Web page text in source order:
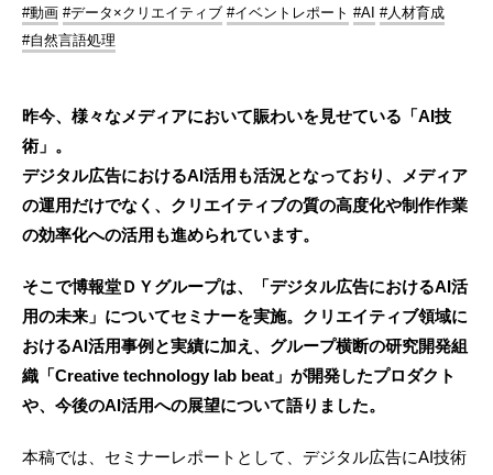
#動画 #データ×クリエイティブ #イベントレポート #AI #人材育成
#自然言語処理
昨今、様々なメディアにおいて賑わいを見せている「AI技
術」。
デジタル広告におけるAI活用も活況となっており、メディア
の運用だけでなく、クリエイティブの質の高度化や制作作業
の効率化への活用も進められています。
そこで博報堂ＤＹグループは、「デジタル広告におけるAI活
用の未来」についてセミナーを実施。クリエイティブ領域に
おけるAI活用事例と実績に加え、グループ横断の研究開発組
織「Creative technology lab beat」が開発したプロダクト
や、今後のAI活用への展望について語りました。
本稿では、セミナーレポートとして、デジタル広告にAI技術